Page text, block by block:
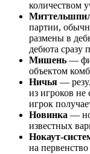
количеством
партии,
размены в
дебюта сразу
Мишень —
объектом
Ничья —
из игроков
игрок
Новинка —
известных
Нокаут-
на